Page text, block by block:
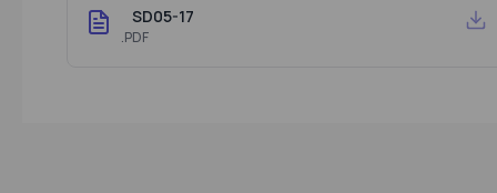
SD05-17
.PDF